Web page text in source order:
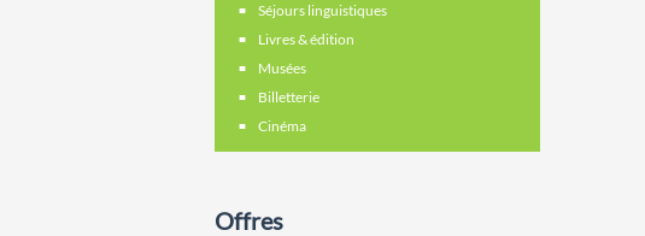
Séjours linguistiques
Livres & édition
Musées
Billetterie
Cinéma
Offres